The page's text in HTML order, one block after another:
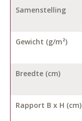
Samenstelling
Gewicht (g/m²)
Breedte (cm)
Rapport B x H (cm)